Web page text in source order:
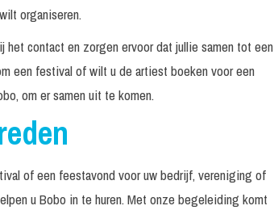
organiseren.
contact en zorgen ervoor dat jullie samen tot een
een festival of wilt u de artiest boeken voor een
om er samen uit te komen.
of een feestavond voor uw bedrijf, vereniging of
u Bobo in te huren. Met onze begeleiding komt